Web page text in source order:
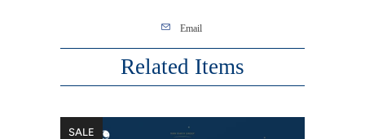
Email
Related Items
SALE